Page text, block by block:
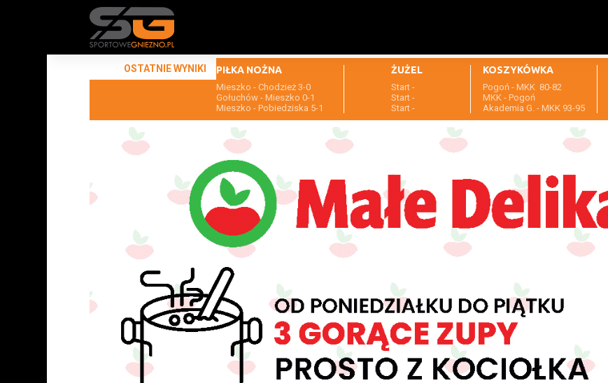
OSTATNIE WYNIKI PIŁKA NOŻNA
Mieszko - Chodzież 3-0
Gołuchów - Mieszko 0-1
Mieszko - Pobiedziska 5-1
ŻUŻEL
Start -
Start -
Start -
KOSZYKÓWKA
Pogoń - MKK 80-82
MKK - Pogoń
Akademia G. - MKK 93-95